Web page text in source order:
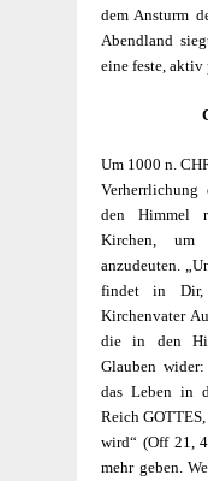
dem Ansturm
Abendland
eine feste,
Um 1000 n.
Verherrlichung
den Himmel
Kirchen, um
anzudeuten.
findet in Dir,
Kirchenvater
die in den
Glauben
das Leben in
Reich
wird“ (Off 21,
mehr geben.